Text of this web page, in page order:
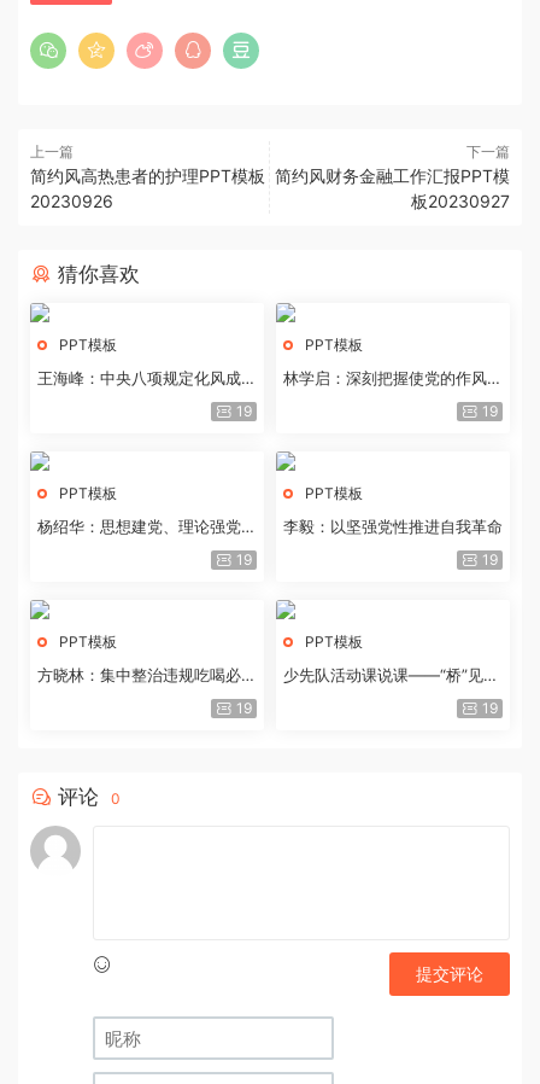
上一篇
简约风高热患者的护理PPT模板
20230926
下一篇
简约风财务金融工作汇报PPT模
板20230927
猜你喜欢
PPT模板
王海峰：中央八项规定化风成俗
19
PPT模板
林学启：深刻把握使党的作风全
19
PPT模板
杨绍华：思想建党、理论强党的
19
PPT模板
李毅：以坚强党性推进自我革命
19
PPT模板
方晓林：集中整治违规吃喝必须
19
PPT模板
少先队活动课说课——“桥”见中
19
评论 0
提交评论